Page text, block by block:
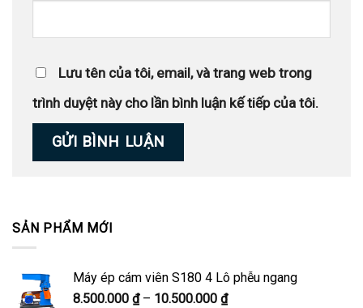
Lưu tên của tôi, email, và trang web trong
trình duyệt này cho lần bình luận kế tiếp của tôi.
SẢN PHẨM MỚI
Máy ép cám viên S180 4 Lô phễu ngang
8.500.000 ₫ – 10.500.000 ₫Khoảng